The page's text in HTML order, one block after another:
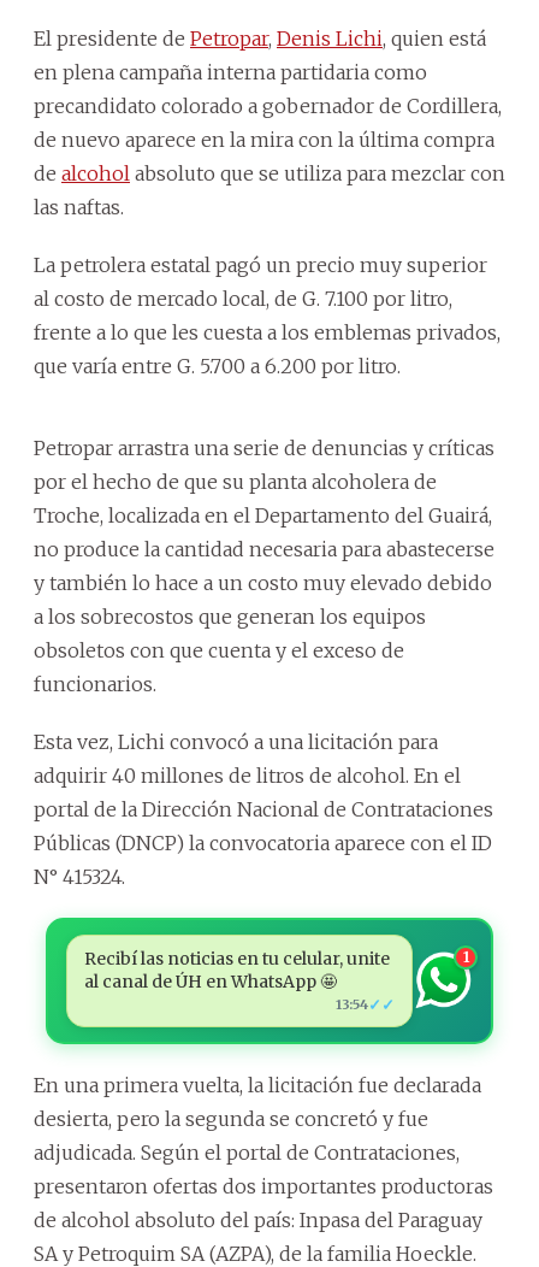
El presidente de Petropar, Denis Lichi, quien está
en plena campaña interna partidaria como
precandidato colorado a gobernador de Cordillera,
de nuevo aparece en la mira con la última compra
de alcohol absoluto que se utiliza para mezclar con
las naftas.
La petrolera estatal pagó un precio muy superior
al costo de mercado local, de G. 7.100 por litro,
frente a lo que les cuesta a los emblemas privados,
que varía entre G. 5.700 a 6.200 por litro.
Petropar arrastra una serie de denuncias y críticas
por el hecho de que su planta alcoholera de
Troche, localizada en el Departamento del Guairá,
no produce la cantidad necesaria para abastecerse
y también lo hace a un costo muy elevado debido
a los sobrecostos que generan los equipos
obsoletos con que cuenta y el exceso de
funcionarios.
Esta vez, Lichi convocó a una licitación para
adquirir 40 millones de litros de alcohol. En el
portal de la Dirección Nacional de Contrataciones
Públicas (DNCP) la convocatoria aparece con el ID
N° 415324.
Recibí las noticias en tu celular, unite
al canal de ÚH en WhatsApp 🤩
13:54✓✓
1
En una primera vuelta, la licitación fue declarada
desierta, pero la segunda se concretó y fue
adjudicada. Según el portal de Contrataciones,
presentaron ofertas dos importantes productoras
de alcohol absoluto del país: Inpasa del Paraguay
SA y Petroquim SA (AZPA), de la familia Hoeckle.